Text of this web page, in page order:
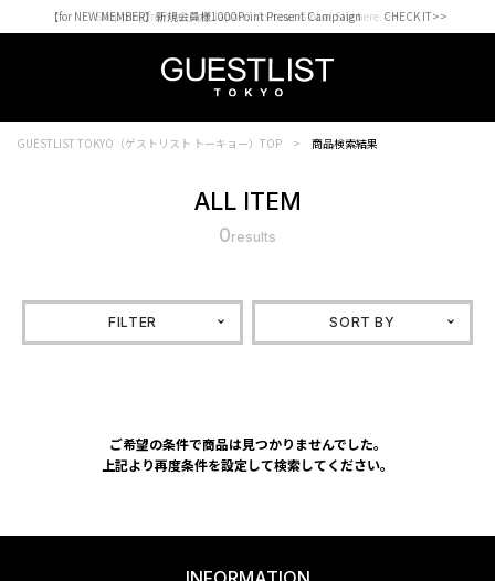
Shopping from outside Japan? Visit our Global Site here. >>
【for NEW MEMBER】新規会員様1000Point Present Campaign CHECK IT>>
GUESTLIST TOKYO（ゲストリスト トーキョー）TOP 商品検索結果
ALL ITEM
0results
FILTER SORT BY
ご希望の条件で商品は見つかりませんでした。
上記より再度条件を設定して検索してください。